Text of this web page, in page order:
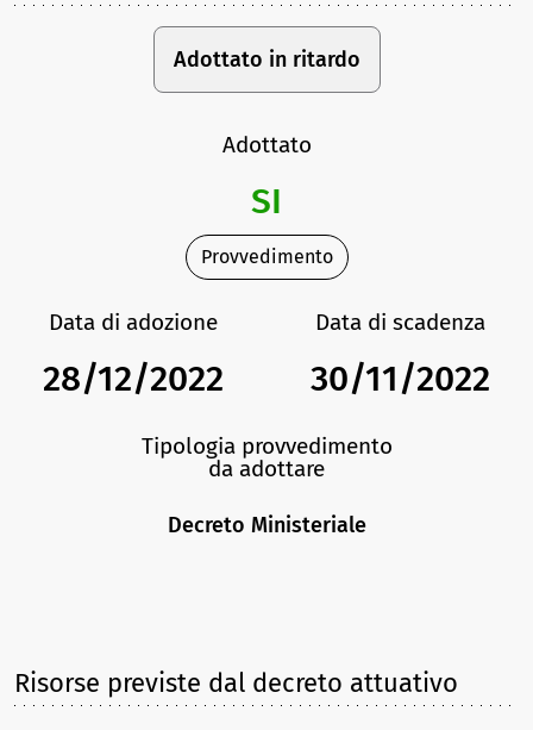
Adottato in ritardo
Adottato
SI
Provvedimento
Data di adozione
28/12/2022
Data di scadenza
30/11/2022
Tipologia provvedimento
da adottare
Decreto Ministeriale
Risorse previste dal decreto attuativo